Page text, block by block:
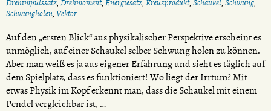
Drehimpulssatz, Drehmoment, Energiesatz, Kreuzprodukt, Schaukel, Schwung,
Schwungholen, Vektor
Auf den „ersten Blick“ aus physikalischer Perspektive erscheint es
unmöglich, auf einer Schaukel selber Schwung holen zu können.
Aber man weiß es ja aus eigener Erfahrung und sieht es täglich auf
dem Spielplatz, dass es funktioniert! Wo liegt der Irrtum? Mit
etwas Physik im Kopf erkennt man, dass die Schaukel mit einem
Pendel vergleichbar ist, …